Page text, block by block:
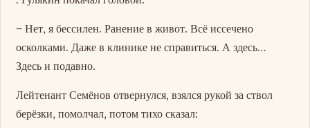
– Нет, я бессилен. Ранение в живот. Всё иссечено
осколками. Даже в клинике не справиться. А здесь…
Здесь и подавно.
Лейтенант Семёнов отвернулся, взялся рукой за ствол
берёзки, помолчал, потом тихо сказал: